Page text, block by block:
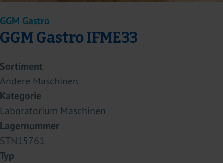
GGM Gastro
GGM Gastro IFME33
Sortiment
Andere Maschinen
Kategorie
Laboratorium Maschinen
Lagernummer
STN15761
Typ